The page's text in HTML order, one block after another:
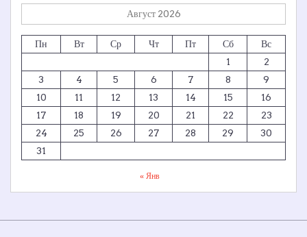
Август 2026
Пн Вт Ср Чт Пт Сб
Вс
1
2
3
4 5 6 7 8
9
10
11 12 13 14 15
16
17
18 19 20 21 22
23
24
25 26 27 28 29
30
31
« Янв